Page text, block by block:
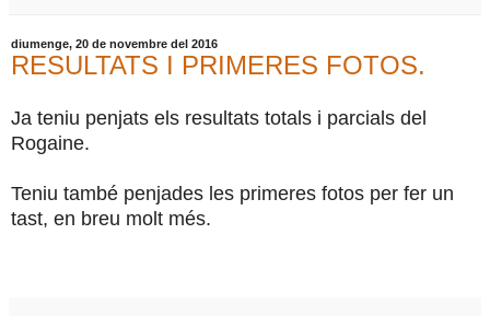
diumenge, 20 de novembre del 2016
RESULTATS I PRIMERES FOTOS.
Ja teniu penjats els resultats totals i parcials del
Rogaine.
Teniu també penjades les primeres fotos per fer un
tast, en breu molt més.